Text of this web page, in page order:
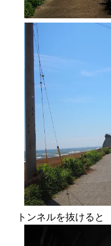
トンネルを抜けると